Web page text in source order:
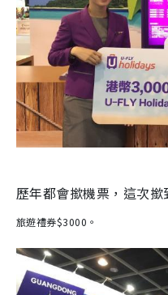
歷年都會撳機票，這次
旅遊禮券$3000。